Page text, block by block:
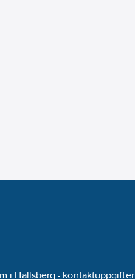
i Hallsberg - kontaktuppgifter